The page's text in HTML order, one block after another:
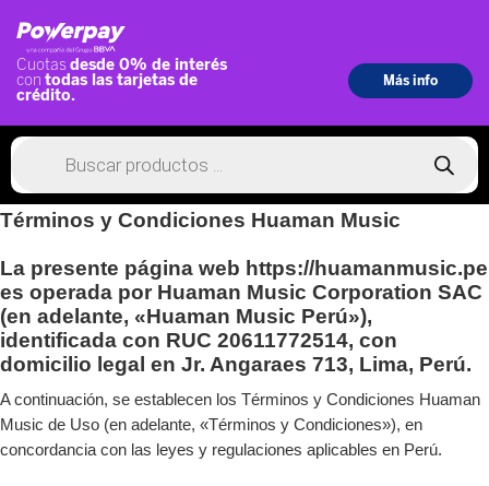
Términos y Condiciones Huaman Music
La presente página web https://huamanmusic.pe
es operada por Huaman Music Corporation SAC
(en adelante, «Huaman Music Perú»),
identificada con RUC 20611772514, con
domicilio legal en Jr. Angaraes 713, Lima, Perú.
A continuación, se establecen los Términos y Condiciones Huaman
Music de Uso (en adelante, «Términos y Condiciones»), en
concordancia con las leyes y regulaciones aplicables en Perú.